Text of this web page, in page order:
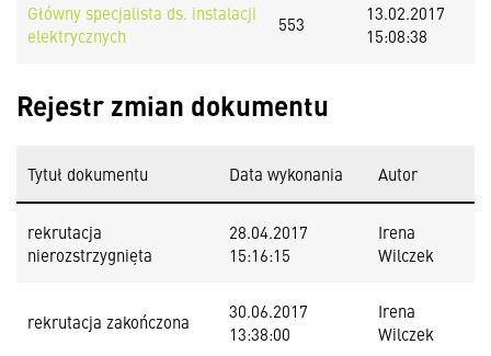
Główny specjalista ds. instalacji
elektrycznych
553
13.02.2017
15:08:38
Rejestr zmian dokumentu
Tytuł dokumentu Data wykonania Autor
rekrutacja
nierozstrzygnięta
28.04.2017
15:16:15
Irena
Wilczek
rekrutacja zakończona
30.06.2017
13:38:00
Irena
Wilczek